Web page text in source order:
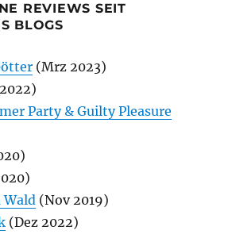
REVIEWS SEIT
BLOGS
(Mrz 2023)
Party & Guilty Pleasure
Wald (Nov 2019)
(Dez 2022)